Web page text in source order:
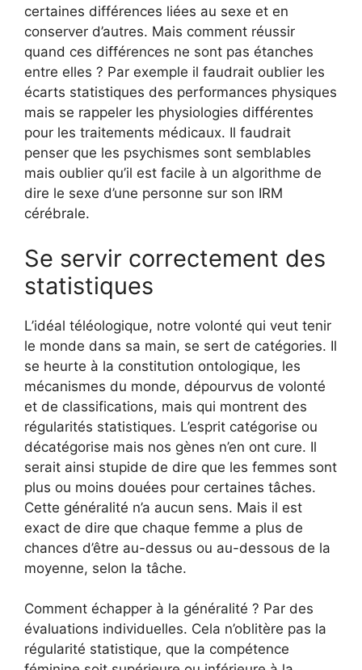
certaines différences liées au sexe et en
conserver d’autres. Mais comment réussir
quand ces différences ne sont pas étanches
entre elles ? Par exemple il faudrait oublier les
écarts statistiques des performances physiques
mais se rappeler les physiologies différentes
pour les traitements médicaux. Il faudrait
penser que les psychismes sont semblables
mais oublier qu’il est facile à un algorithme de
dire le sexe d’une personne sur son IRM
cérébrale.
Se servir correctement des
statistiques
L’idéal téléologique, notre volonté qui veut tenir
le monde dans sa main, se sert de catégories. Il
se heurte à la constitution ontologique, les
mécanismes du monde, dépourvus de volonté
et de classifications, mais qui montrent des
régularités statistiques. L’esprit catégorise ou
décatégorise mais nos gènes n’en ont cure. Il
serait ainsi stupide de dire que les femmes sont
plus ou moins douées pour certaines tâches.
Cette généralité n’a aucun sens. Mais il est
exact de dire que chaque femme a plus de
chances d’être au-dessus ou au-dessous de la
moyenne, selon la tâche.
Comment échapper à la généralité ? Par des
évaluations individuelles. Cela n’oblitère pas la
régularité statistique, que la compétence